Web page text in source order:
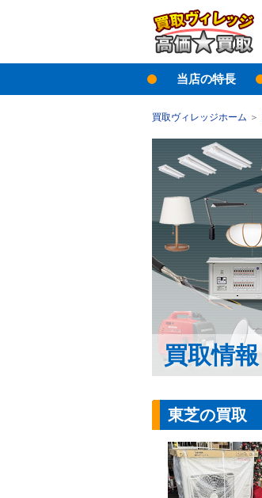
当店の特長
買取ヴィレッジホーム
買取情報
東芝の買取